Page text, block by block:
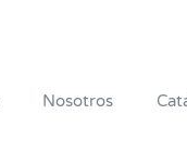
Nosotros